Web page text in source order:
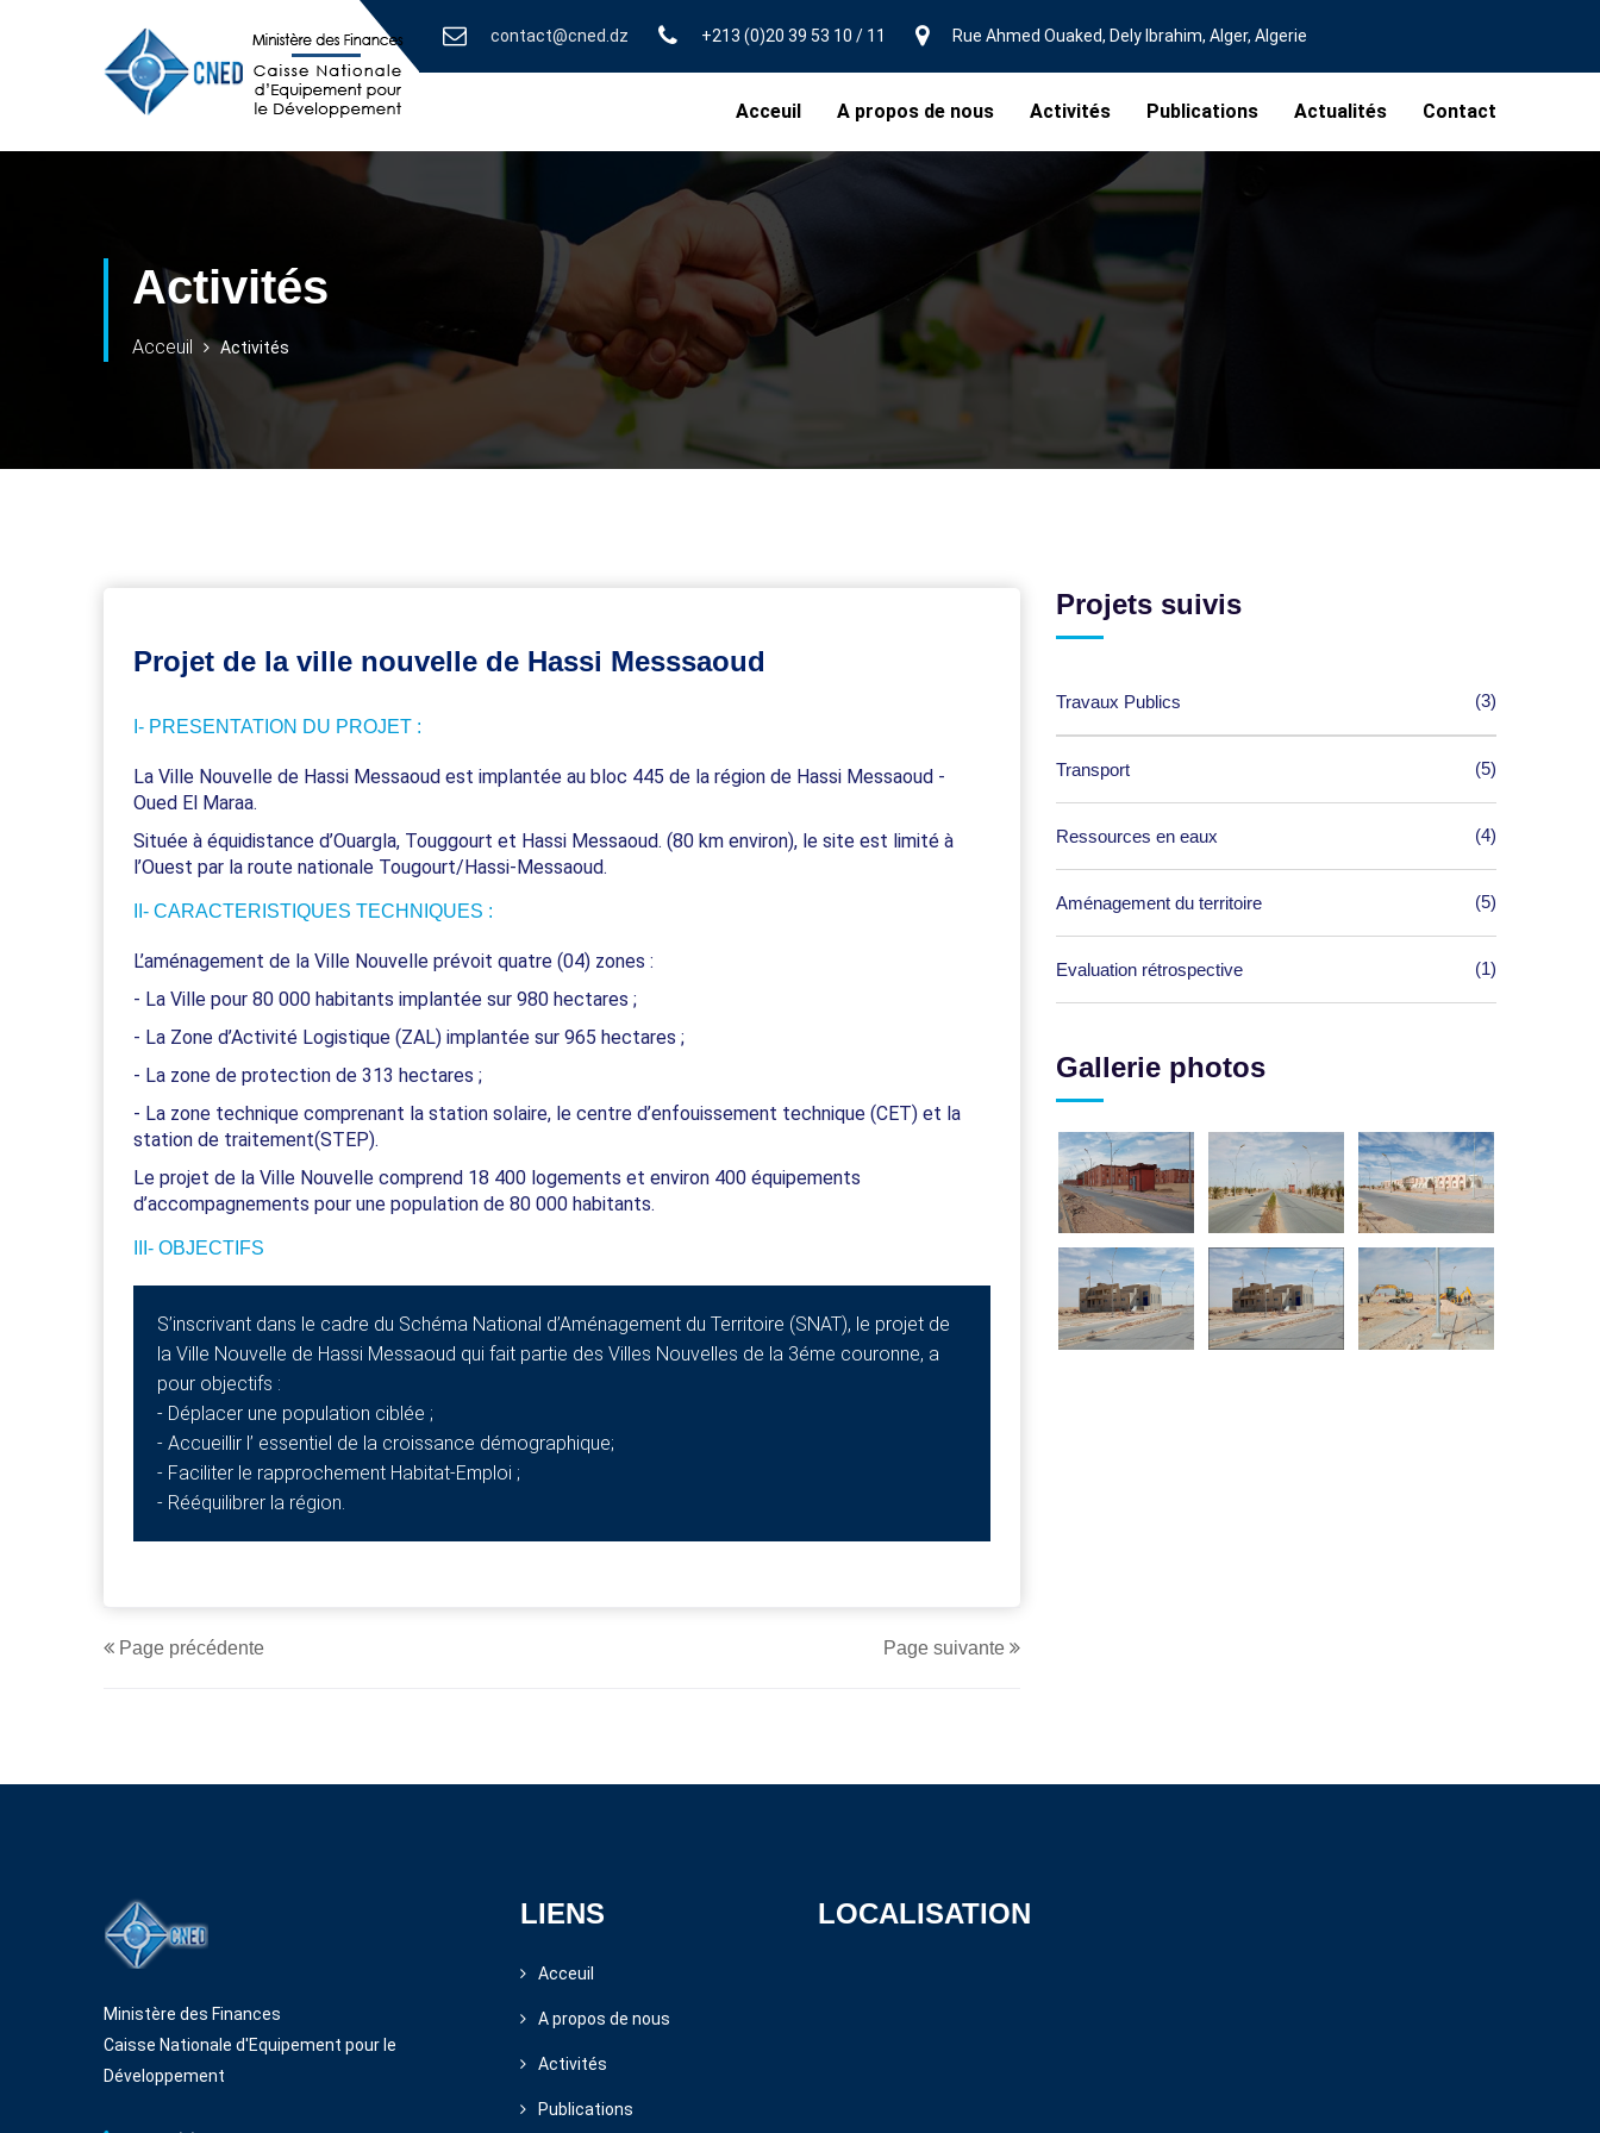
contact@cned.dz +213 (0)20 39 53 10 / 11 Rue Ahmed Ouaked, Dely Ibrahim, Alger, Algerie
Acceuil A propos de nous Activités Publications Actualités Contact
Activités
Acceuil Activités
Projet de la ville nouvelle de Hassi Messsaoud
I- PRESENTATION DU PROJET :
La Ville Nouvelle de Hassi Messaoud est implantée au bloc 445 de la région de Hassi Messaoud -
Oued El Maraa.
Située à équidistance d’Ouargla, Touggourt et Hassi Messaoud. (80 km environ), le site est limité à
l’Ouest par la route nationale Tougourt/Hassi-Messaoud.
II- CARACTERISTIQUES TECHNIQUES :
L’aménagement de la Ville Nouvelle prévoit quatre (04) zones :
- La Ville pour 80 000 habitants implantée sur 980 hectares ;
- La Zone d’Activité Logistique (ZAL) implantée sur 965 hectares ;
- La zone de protection de 313 hectares ;
- La zone technique comprenant la station solaire, le centre d’enfouissement technique (CET) et la
station de traitement(STEP).
Le projet de la Ville Nouvelle comprend 18 400 logements et environ 400 équipements
d’accompagnements pour une population de 80 000 habitants.
III- OBJECTIFS
S’inscrivant dans le cadre du Schéma National d’Aménagement du Territoire (SNAT), le projet de
la Ville Nouvelle de Hassi Messaoud qui fait partie des Villes Nouvelles de la 3éme couronne, a
pour objectifs :
- Déplacer une population ciblée ;
- Accueillir l’ essentiel de la croissance démographique;
- Faciliter le rapprochement Habitat-Emploi ;
- Rééquilibrer la région.
Page précédente Page suivante
Projets suivis
Travaux Publics (3)
Transport (5)
Ressources en eaux (4)
Aménagement du territoire (5)
Evaluation rétrospective (1)
Gallerie photos
Ministère des Finances
Caisse Nationale d'Equipement pour le
Développement
LIENS
Acceuil
A propos de nous
Activités
Publications
LOCALISATION